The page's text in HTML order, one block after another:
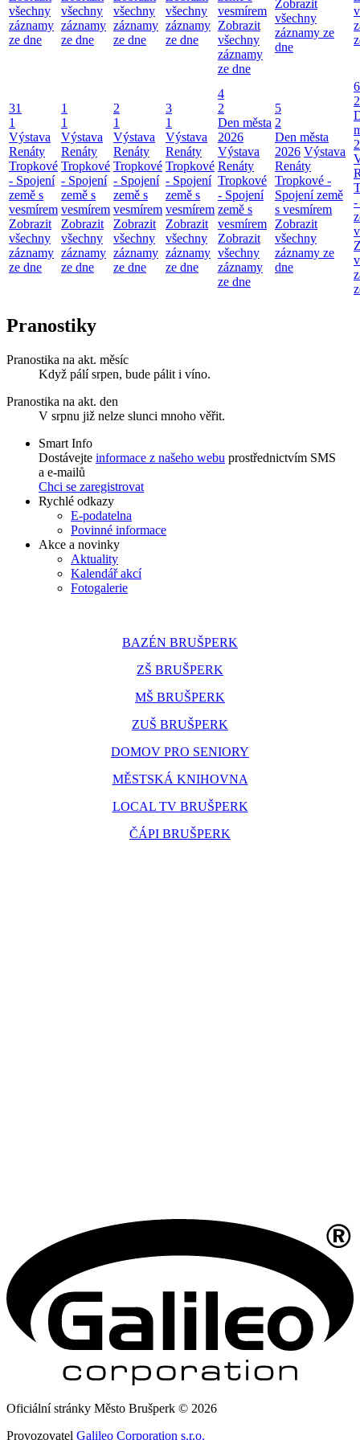
všechny
záznamy
ze dne
všechny
záznamy
ze dne
všechny
záznamy
ze dne
všechny
záznamy
ze dne
vesmírem
Zobrazit
všechny
záznamy
ze dne
Zobrazit
všechny
záznamy ze
dne
31
1
Výstava
Renáty
Tropkové
- Spojení
země s
vesmírem
Zobrazit
všechny
záznamy
ze dne
1
1
Výstava
Renáty
Tropkové
- Spojení
země s
vesmírem
Zobrazit
všechny
záznamy
ze dne
2
1
Výstava
Renáty
Tropkové
- Spojení
země s
vesmírem
Zobrazit
všechny
záznamy
ze dne
3
1
Výstava
Renáty
Tropkové
- Spojení
země s
vesmírem
Zobrazit
všechny
záznamy
ze dne
4
2
Den města
2026
Výstava
Renáty
Tropkové
- Spojení
země s
vesmírem
Zobrazit
všechny
záznamy
ze dne
5
2
Den města
2026 Výstava
Renáty
Tropkové -
Spojení země
s vesmírem
Zobrazit
všechny
záznamy ze
dne
6
2
-
Pranostiky
Pranostika na akt. měsíc
Když pálí srpen, bude pálit i víno.
Pranostika na akt. den
V srpnu již nelze slunci mnoho věřit.
Smart Info
Dostávejte informace z našeho webu prostřednictvím SMS
a e-mailů
Chci se zaregistrovat
Rychlé odkazy
E-podatelna
Povinné informace
Akce a novinky
Aktuality
Kalendář akcí
Fotogalerie
BAZÉN BRUŠPERK
ZŠ BRUŠPERK
MŠ BRUŠPERK
ZUŠ BRUŠPERK
DOMOV PRO SENIORY
MĚSTSKÁ KNIHOVNA
LOCAL TV BRUŠPERK
ČÁPI BRUŠPERK
Oficiální stránky Město Brušperk © 2026
Provozovatel Galileo Corporation s.r.o.